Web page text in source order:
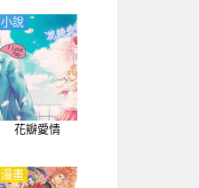
花瓣愛情
小說
漫畫